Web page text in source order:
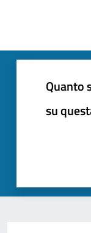
Quanto
su